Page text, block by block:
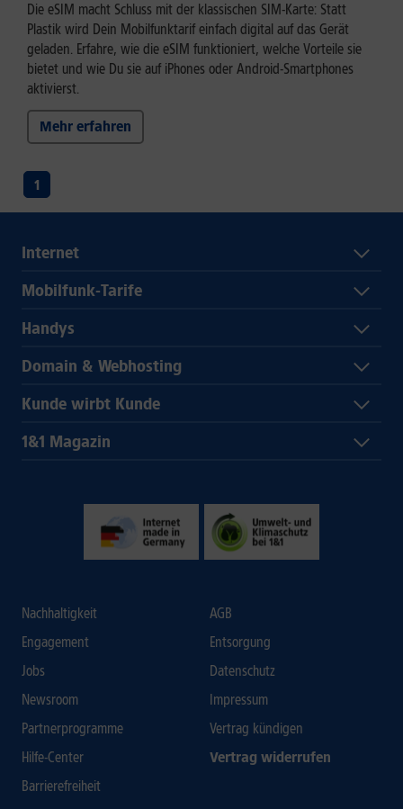
Die eSIM macht Schluss mit der klassischen SIM-Karte: Statt
Plastik wird Dein Mobilfunktarif einfach digital auf das Gerät
geladen. Erfahre, wie die eSIM funktioniert, welche Vorteile sie
bietet und wie Du sie auf iPhones oder Android-Smartphones
aktivierst.
Mehr erfahren
1
Internet
Mobilfunk-Tarife
Handys
Domain & Webhosting
Kunde wirbt Kunde
1&1 Magazin
Nachhaltigkeit
Engagement
Jobs
Newsroom
Partnerprogramme
Hilfe-Center
Barrierefreiheit
AGB
Entsorgung
Datenschutz
Impressum
Vertrag kündigen
Vertrag widerrufen